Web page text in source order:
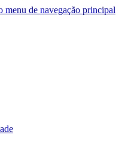
menu de navegação principal